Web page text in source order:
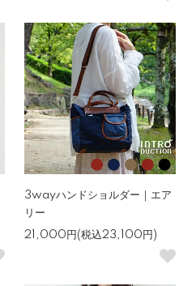
3wayハンドショルダー｜エア
リー
21,000円(税込23,100円)